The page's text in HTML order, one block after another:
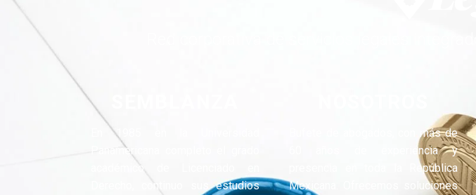
En 1985 en la Universidad
Panamericana completo el grado
académico de Licenciado en
Derecho, continuo sus estudios
Bufete de abogados, con más de
60 años de experiencia y
presencia en toda la República
Mexicana. Ofrecemos soluciones